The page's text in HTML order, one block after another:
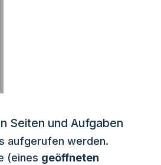
Seiten und Aufgaben
aufgerufen werden.
(eines geöffneten